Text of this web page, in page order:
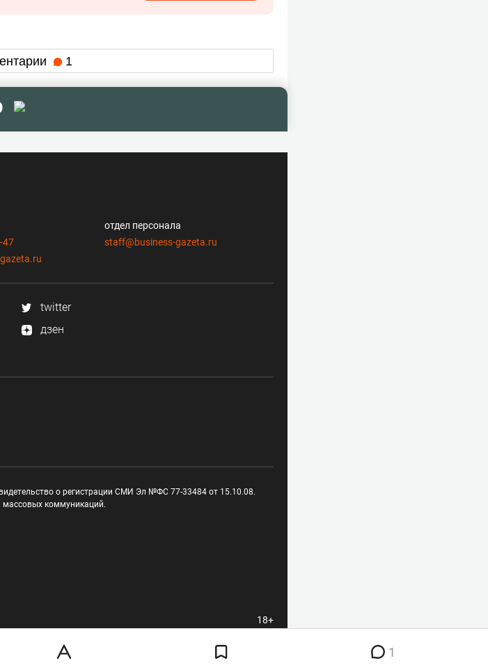
1
1
47
отдел персонала
staff@business-gazeta.ru
twitter
дзен
о регистрации СМИ Эл №ФС 77-33484 от 15.10.08.
массовых коммуникаций.
18+